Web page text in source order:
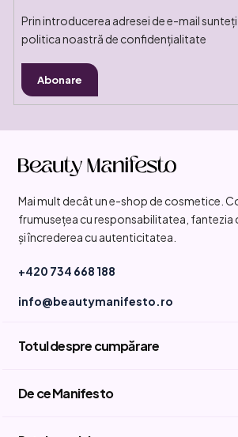
Prin introducerea adresei de e-mail
politica noastră de confidențialitate
Abonare
Mai mult decât un e-shop de cosmetice.
frumusețea cu responsabilitatea, fantezia
și încrederea cu autenticitatea.
+420 734 668 188
info@beautymanifesto.ro
Totul despre cumpărare
De ce Manifesto